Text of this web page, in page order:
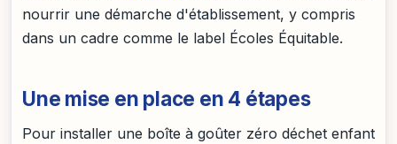
nourrir une démarche d'établissement, y compris
dans un cadre comme le label Écoles Équitable.
Une mise en place en 4 étapes
Pour installer une boîte à goûter zéro déchet enfant